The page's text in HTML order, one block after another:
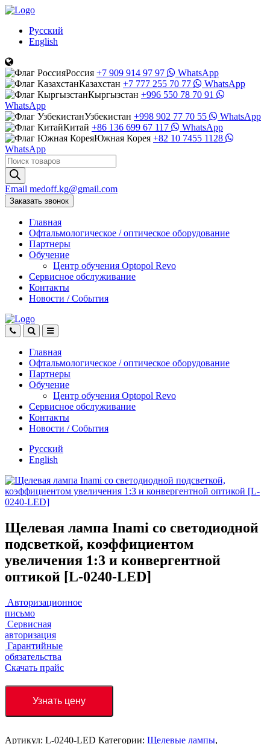
Русский
English
Россия +7 909 914 97 97
WhatsApp
Казахстан +7 777 255 70 77
WhatsApp
Кыргызстан +996 550 78 70 91
WhatsApp
Узбекистан +998 902 77 70 55
WhatsApp
Китай +86 136 699 67 117
WhatsApp
Южная Корея +82 10 7455 1128
WhatsApp
Поиск
товаров
Email medoff.kg@gmail.com
Заказать звонок
Главная
Офтальмологическое / оптическое оборудование
Партнеры
Обучение
Центр обучения Оptopol Revo
Сервисное обслуживание
Контакты
Новости / События
Главная
Офтальмологическое / оптическое оборудование
Партнеры
Обучение
Центр обучения Оptopol Revo
Сервисное обслуживание
Контакты
Новости / События
Русский
English
Щелевая лампа Inami со светодиодной
подсветкой, коэффициентом
увеличения 1:3 и конвергентной
оптикой [L-0240-LED]
Авторизационное
письмо
Сервисная
авторизация
Гарантийные
обязательства
Скачать прайс
Узнать цену
Артикул: L-0240-LED Категории: Щелевые лампы,